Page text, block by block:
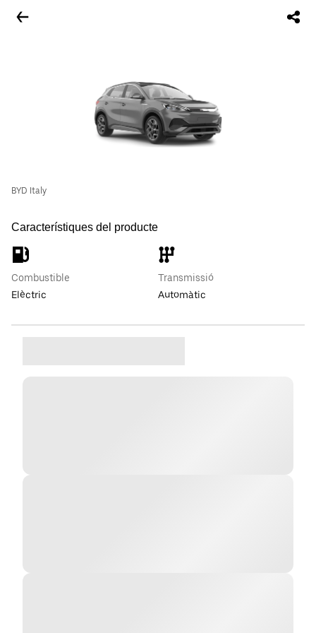
BYD Italy
Característiques del producte
Combustible
Elèctric
Transmissió
Automàtic